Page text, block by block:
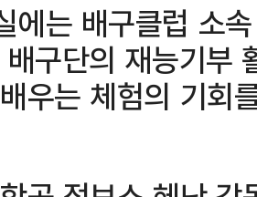
에는 배구클럽 소
구단의 재능기부
우는 체험의 기회